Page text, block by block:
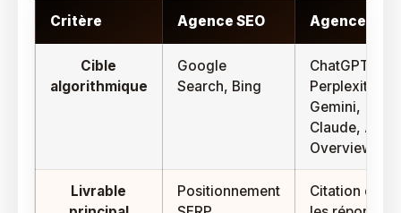
Critère Agence SEO Agence GEO
Cible
algorithmique
Google
Search, Bing
ChatGPT,
Perplexity,
Gemini,
Claude, AI
Overviews
Livrable
Positionnement
Citation dans